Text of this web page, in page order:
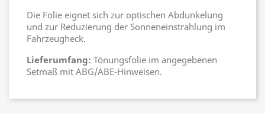
Die Folie eignet sich zur optischen Abdunkelung
und zur Reduzierung der Sonneneinstrahlung im
Fahrzeugheck.
Lieferumfang: Tönungsfolie im angegebenen
Setmaß mit ABG/ABE-Hinweisen.